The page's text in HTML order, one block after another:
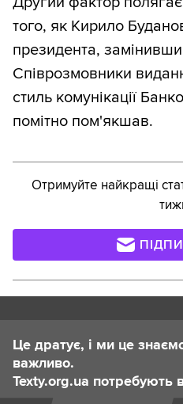
того, як Кирило
президента,
Співрозмовники
стиль комунікації
помітно пом'якшав.
Отримуйте найкращі
Це дратує, і ми це
важливо.
Texty.org.ua потребують